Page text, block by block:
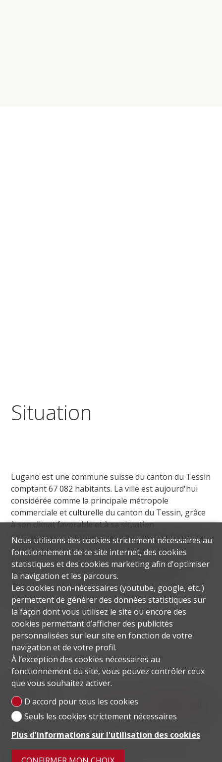
Situation
Lugano est une commune suisse du canton du Tessin
comptant 67 082 habitants. La ville est aujourd'hui
considérée comme la principale métropole
commerciale et culturelle du canton du Tessin, grâce
à son climat favorable et à sa situation
enchanteresse en termes de paysage, à sa fonction
de pont vers l'Italie et à sa forte concentration de
banques et d'entreprises commerciales. Lugano est
accessible en train en moins de 2 heures depuis
Zurich et en 1 heure depuis Milan ; l'aéroport de
Milan est à 45 km.
Distances
localite
Transports publics 38 m
Nous utilisons des cookies strictement nécessaires au
fonctionnement de ce site internet, des cookies
statistiques et des cookies marketing afin d'optimiser
la navigation et les parcours.
Les cookies non-nécessaires (youtube, google, etc..)
permettent de générer des données statistiques sur
la façon dont vous utilisez le site ou encore des
cookies permettant d’afficher des publicités
personnalisées sur leur site en fonction de votre
navigation et de votre profil.
À l’exception des cookies nécessaires au
fonctionnement du site, vous pouvez contrôler ceux
que vous souhaitez activer.
D'accord pour tous les cookies
Seuls les cookies strictement nécessaires
Plus d'informations sur l'utilisation des cookies